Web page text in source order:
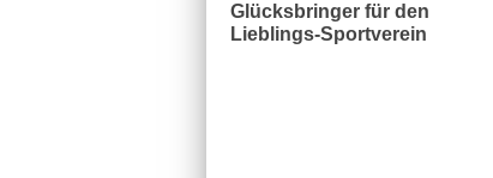
Glücksbringer für den
Lieblings-Sportverein